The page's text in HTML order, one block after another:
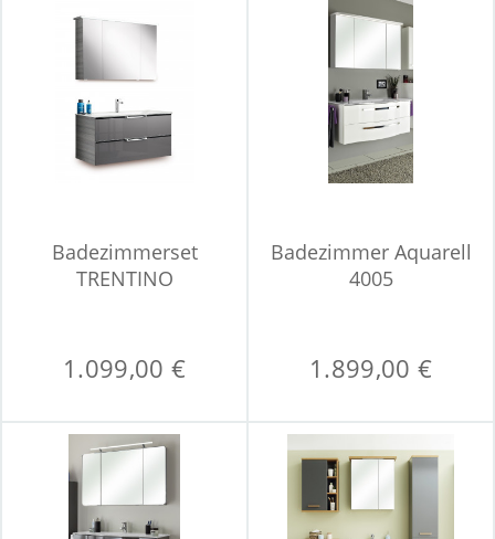
Badezimmerset
TRENTINO
1.099,00 €
Badezimmer Aquarell
4005
1.899,00 €